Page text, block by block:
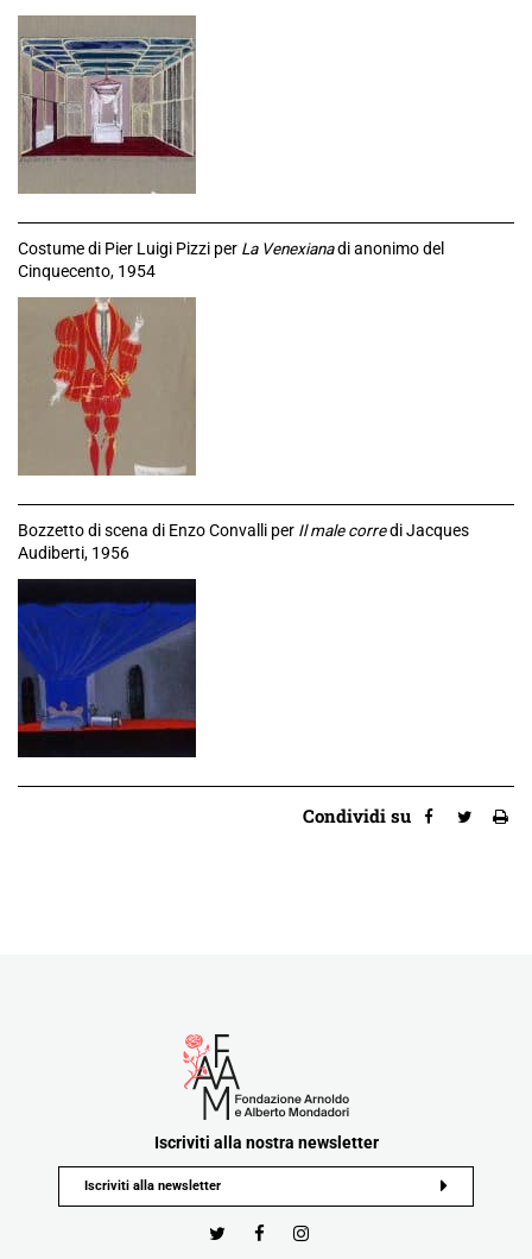
Condividi su
Costume di Pier Luigi Pizzi per La Venexianadi anonimo del
Cinquecento, 1954
Bozzetto di scena di Enzo Convalli per Il male corredi Jacques
Audiberti, 1956
Iscriviti alla nostra newsletter